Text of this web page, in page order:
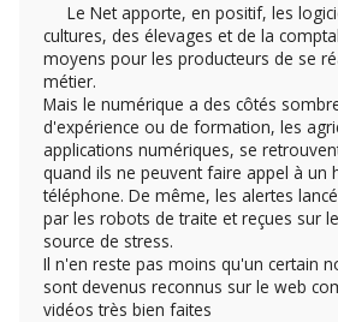
Le Net apporte, en positif, les
cultures, des élevages et de la
moyens pour les producteurs de se
métier.
Mais le numérique a des côtés
d'expérience ou de formation, les
applications numériques, se
quand ils ne peuvent faire appel à un
téléphone. De même, les alertes
par les robots de traite et reçues sur
source de stress.
Il n'en reste pas moins qu'un certain
sont devenus reconnus sur le web
vidéos très bien faites